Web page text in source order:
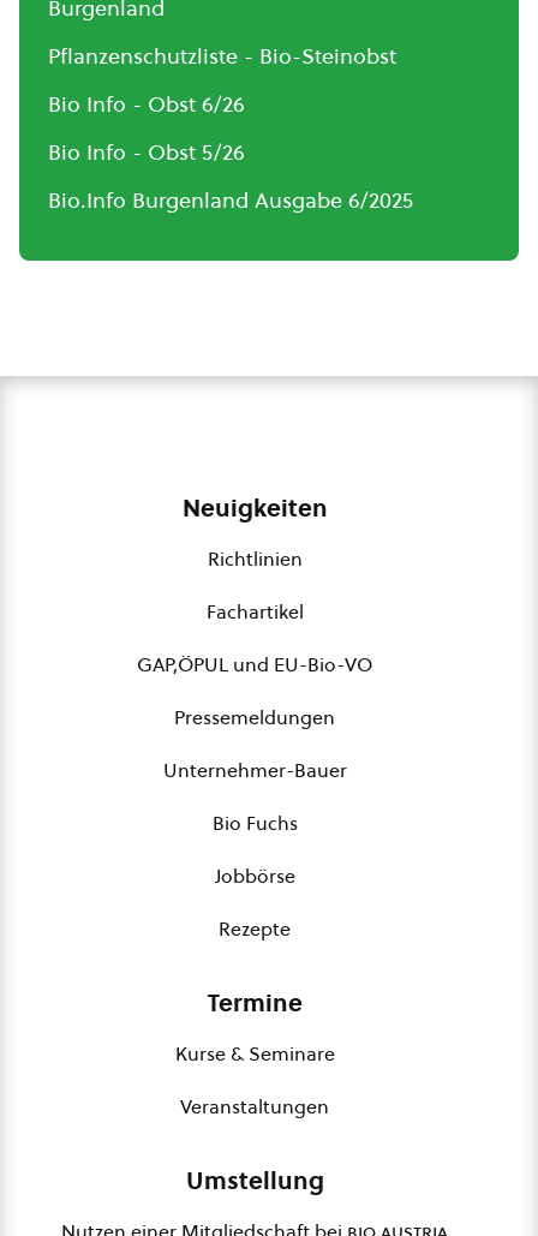
Burgenland
Pflanzenschutzliste - Bio-Steinobst
Bio Info - Obst 6/26
Bio Info - Obst 5/26
Bio.Info Burgenland Ausgabe 6/2025
Neuigkeiten
Richtlinien
Fachartikel
GAP,ÖPUL und EU-Bio-VO
Pressemeldungen
Unternehmer-Bauer
Bio Fuchs
Jobbörse
Rezepte
Termine
Kurse & Seminare
Veranstaltungen
Umstellung